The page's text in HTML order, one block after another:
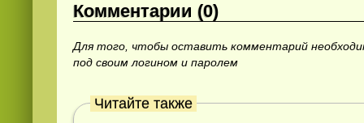
Комментарии (0)
Для того, чтобы оставить комментарий
под своим логином и паролем
Читайте также